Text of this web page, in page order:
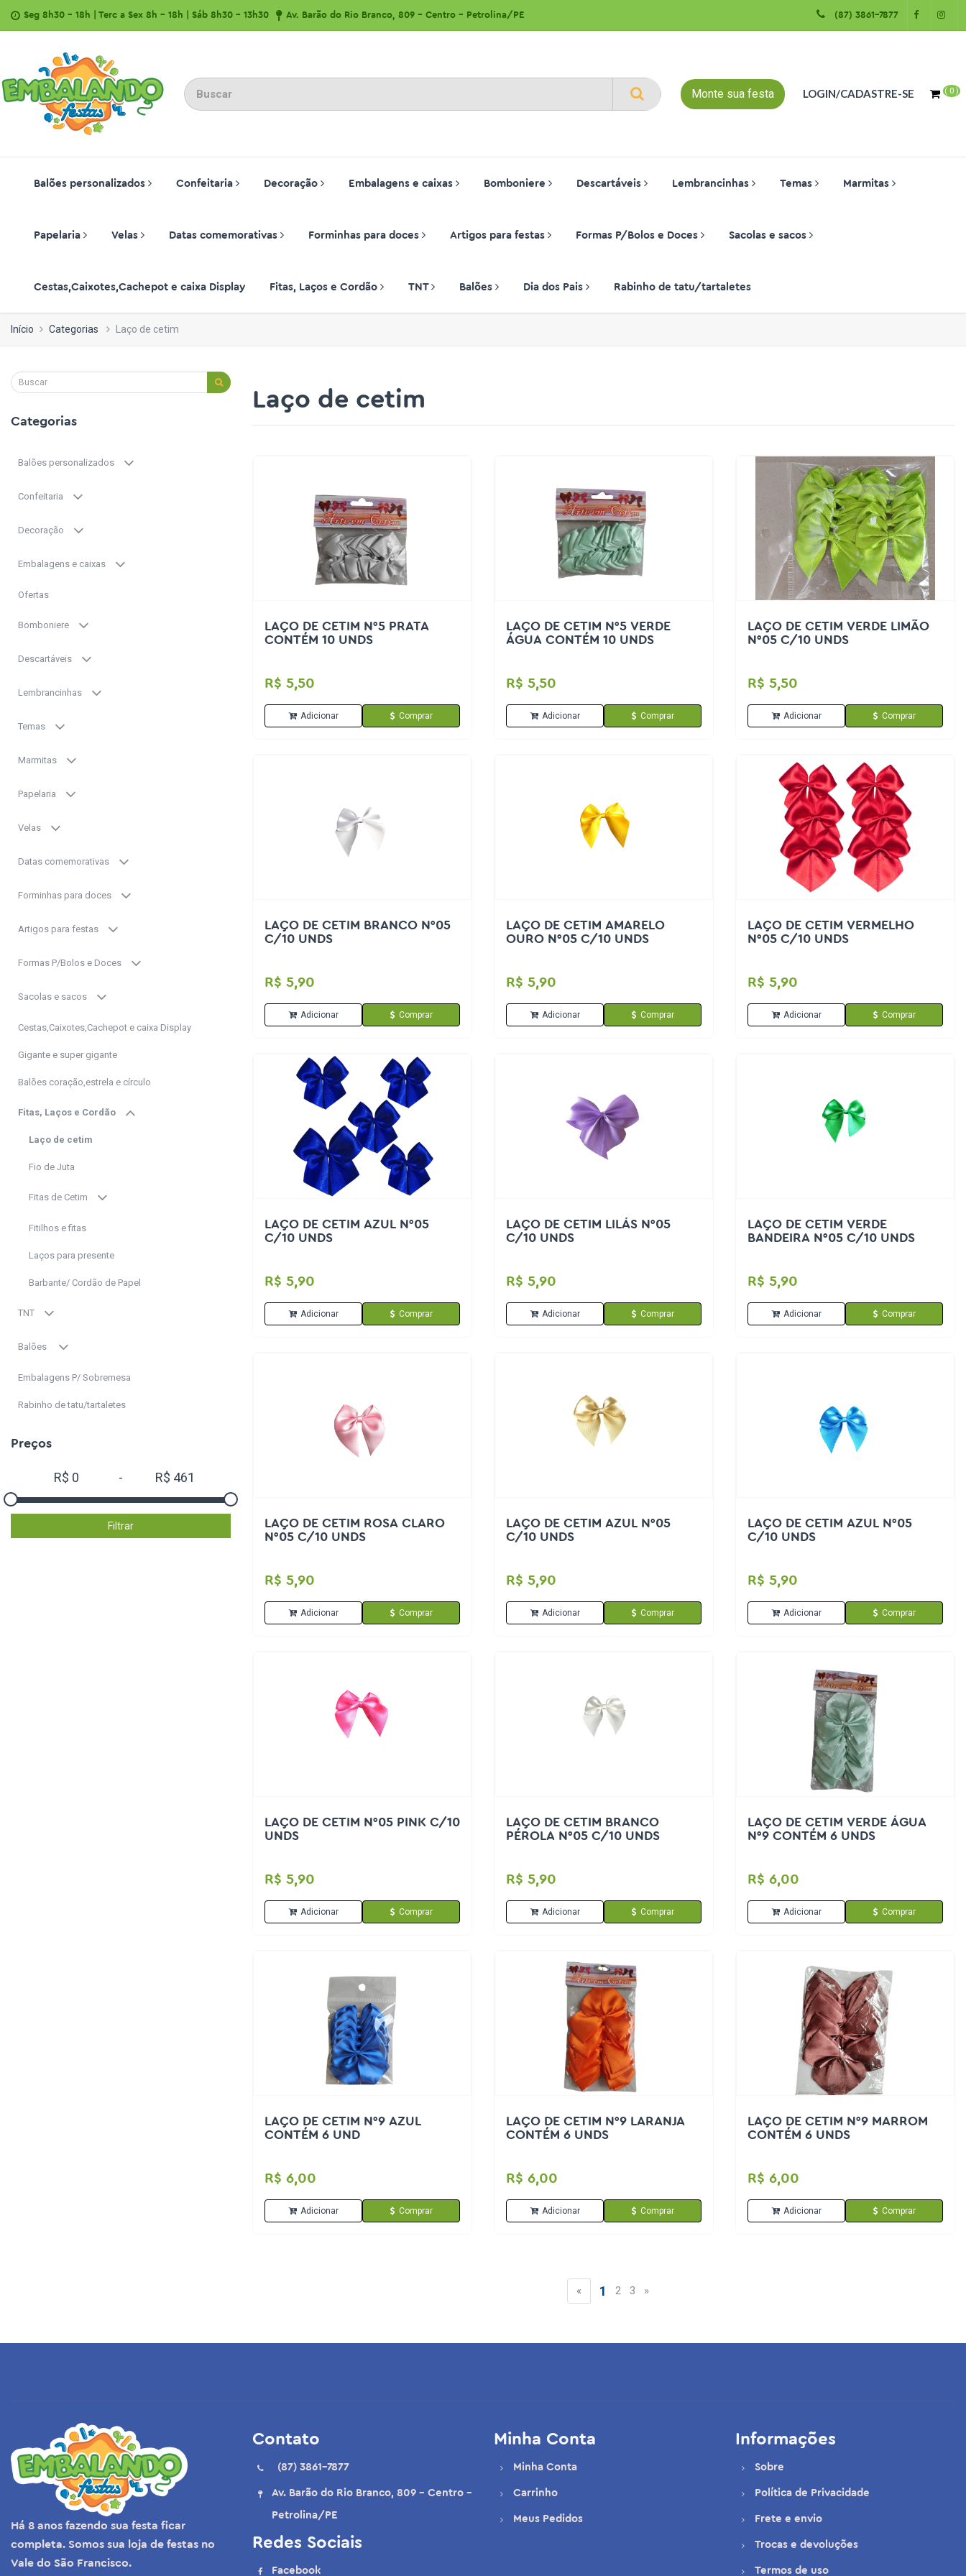
Seg 8h30 - 18h | Terc a Sex 8h - 18h | Sáb 8h30 - 13h30 Av. Barão do Rio Branco, 809 - Centro - Petrolina/PE (87) 3861-7877
Monte sua festa LOGIN/CADASTRE-SE ( 0 )
Balões personalizados Confeitaria Decoração Embalagens e caixas Bomboniere Descartáveis Lembrancinhas Temas Marmitas
Papelaria Velas Datas comemorativas Forminhas para doces Artigos para festas Formas P/Bolos e Doces Sacolas e sacos
Cestas,Caixotes,Cachepot e caixa Display Fitas, Laços e Cordão TNT Balões Dia dos Pais Rabinho de tatu/tartaletes
Início Categorias Laço de cetim
Categorias
Balões personalizados
Confeitaria
Decoração
Embalagens e caixas
Ofertas
Bomboniere
Descartáveis
Lembrancinhas
Temas
Marmitas
Papelaria
Velas
Datas comemorativas
Forminhas para doces
Artigos para festas
Formas P/Bolos e Doces
Sacolas e sacos
Cestas,Caixotes,Cachepot e caixa Display
Gigante e super gigante
Balões coração,estrela e círculo
Fitas, Laços e Cordão
Laço de cetim
Fio de Juta
Fitas de Cetim
Fitilhos e fitas
Laços para presente
Barbante/ Cordão de Papel
TNT
Balões
Embalagens P/ Sobremesa
Rabinho de tatu/tartaletes
Preços
R$ 0 - R$ 461
Filtrar
Laço de cetim
LAÇO DE CETIM N°5 PRATA
CONTÉM 10 UNDS
R$ 5,50
Adicionar Comprar
LAÇO DE CETIM N°5 VERDE
ÁGUA CONTÉM 10 UNDS
R$ 5,50
Adicionar Comprar
LAÇO DE CETIM VERDE LIMÃO
N°05 C/10 UNDS
R$ 5,50
Adicionar Comprar
LAÇO DE CETIM BRANCO N°05
C/10 UNDS
R$ 5,90
Adicionar Comprar
LAÇO DE CETIM AMARELO
OURO N°05 C/10 UNDS
R$ 5,90
Adicionar Comprar
LAÇO DE CETIM VERMELHO
N°05 C/10 UNDS
R$ 5,90
Adicionar Comprar
LAÇO DE CETIM AZUL N°05
C/10 UNDS
R$ 5,90
Adicionar Comprar
LAÇO DE CETIM LILÁS N°05
C/10 UNDS
R$ 5,90
Adicionar Comprar
LAÇO DE CETIM VERDE
BANDEIRA N°05 C/10 UNDS
R$ 5,90
Adicionar Comprar
LAÇO DE CETIM ROSA CLARO
N°05 C/10 UNDS
R$ 5,90
Adicionar Comprar
LAÇO DE CETIM AZUL N°05
C/10 UNDS
R$ 5,90
Adicionar Comprar
LAÇO DE CETIM AZUL N°05
C/10 UNDS
R$ 5,90
Adicionar Comprar
LAÇO DE CETIM N°05 PINK C/10
UNDS
R$ 5,90
Adicionar Comprar
LAÇO DE CETIM BRANCO
PÉROLA N°05 C/10 UNDS
R$ 5,90
Adicionar Comprar
LAÇO DE CETIM VERDE ÁGUA
N°9 CONTÉM 6 UNDS
R$ 6,00
Adicionar Comprar
LAÇO DE CETIM N°9 AZUL
CONTÉM 6 UND
R$ 6,00
Adicionar Comprar
LAÇO DE CETIM N°9 LARANJA
CONTÉM 6 UNDS
R$ 6,00
Adicionar Comprar
LAÇO DE CETIM N°9 MARROM
CONTÉM 6 UNDS
R$ 6,00
Adicionar Comprar
« 1 2 3 »
Há 8 anos fazendo sua festa ficar
completa. Somos sua loja de festas no
Vale do São Francisco.
Contato
(87) 3861-7877
Av. Barão do Rio Branco, 809 - Centro -
Petrolina/PE
Redes Sociais
Facebook
Minha Conta
Minha Conta
Carrinho
Meus Pedidos
Informações
Sobre
Política de Privacidade
Frete e envio
Trocas e devoluções
Termos de uso